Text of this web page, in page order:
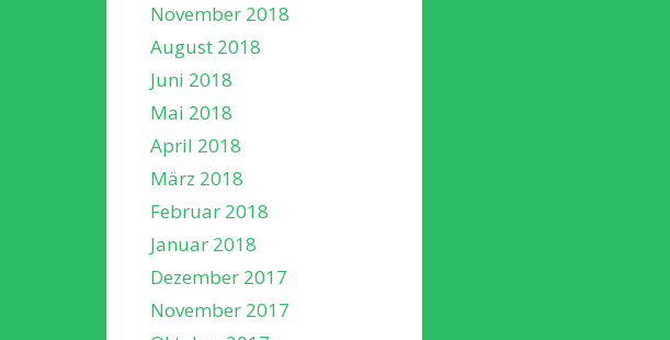
November 2018
August 2018
Juni 2018
Mai 2018
April 2018
März 2018
Februar 2018
Januar 2018
Dezember 2017
November 2017